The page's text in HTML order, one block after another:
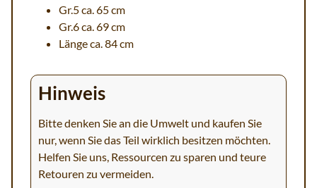
Gr.5 ca. 65 cm
Gr.6 ca. 69 cm
Länge ca. 84 cm
Hinweis
Bitte denken Sie an die Umwelt und kaufen Sie
nur, wenn Sie das Teil wirklich besitzen möchten.
Helfen Sie uns, Ressourcen zu sparen und teure
Retouren zu vermeiden.